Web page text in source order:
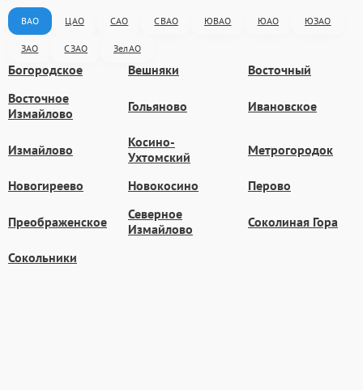
ВАО ЦАО САО СВАО ЮВАО ЮАО ЮЗАО
ЗАО СЗАО ЗелАО
Богородское Вешняки
Восточный
Восточное
Измайлово
Гольяново Ивановское
Измайлово
Косино-
Ухтомский
Метрогородок
Новогиреево Новокосино Перово
Преображенское
Северное
Измайлово
Соколиная Гора
Сокольники